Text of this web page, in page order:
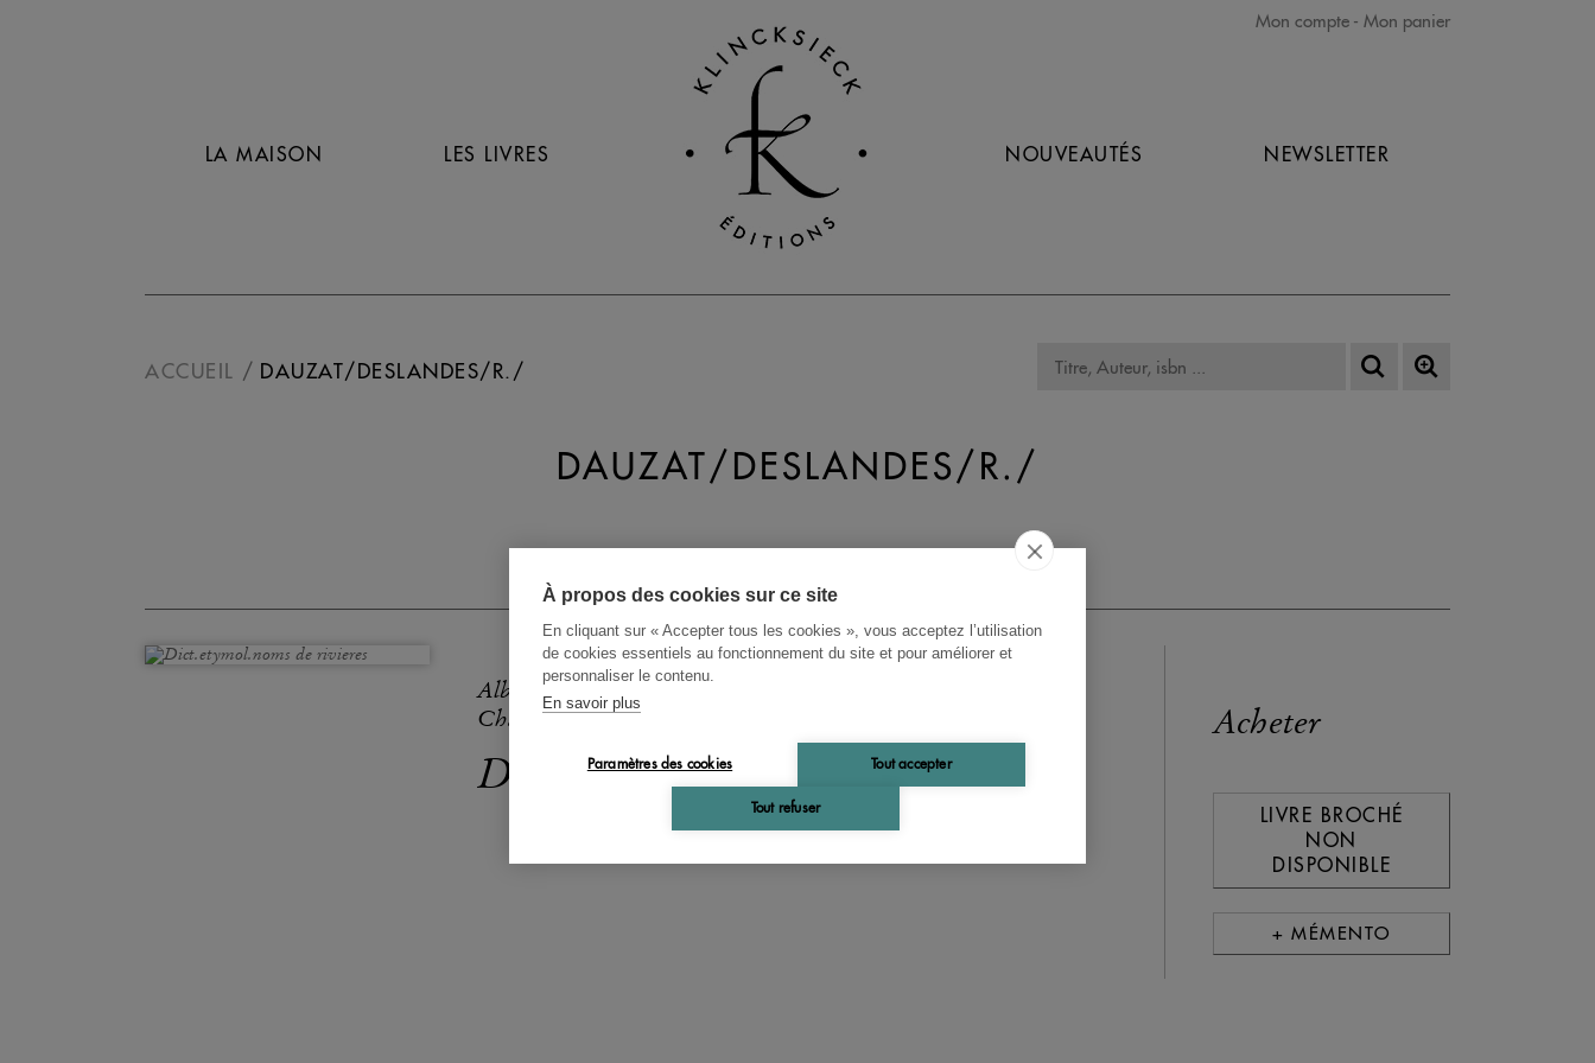
À propos des cookies sur ce site
En cliquant sur « Accepter tous les cookies », vous acceptez l’utilisation
de cookies essentiels au fonctionnement du site et pour améliorer et
personnaliser le contenu.
En savoir plus
Paramètres des cookies Tout accepter
Tout refuser
Mon compte Mon panier
LA MAISON LES LIVRES NOUVEAUTÉS NEWSLETTER
ACCUEIL DAUZAT/DESLANDES/R./
DAUZAT/DESLANDES/R./
Albert Dauzat, Dauzat/deslandes/r./, Gaston Deslandes,
Charles Rostaing
Dict.etymol.noms de rivieres
Acheter
LIVRE BROCHÉ
NON
DISPONIBLE
+ MÉMENTO